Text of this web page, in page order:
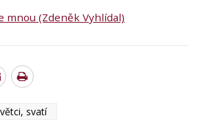
mnou (Zdeněk Vyhlídal)
svatí